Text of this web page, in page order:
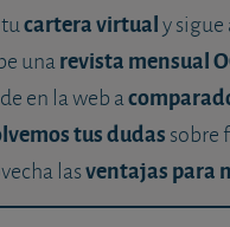
cartera virtualy
unarevista mensual
en la web a
tus dudas sobre
lasventajas para